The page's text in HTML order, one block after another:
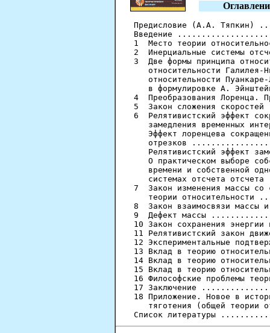
Предисловие (А.А.
Введение
1  Место теории
2  Инерциальные
3  Две формы принципа
относительности Галилея-
относительности
в формулировке А.
4  Преобразования
5  Закон сложения
6  Релятивистский эффект
замедления временных
Эффект лоренцева
отрезков
Релятивистский эффект
О практическом выборе
времени и собственной
системах отсчета отсчета
7  Закон изменения массы со
теории относительности
8  Закон взаимосвязи
9  Дефект массы
10 Закон сохранения
11 Релятивистский
12 Экспериментальные
13 Вклад в теорию
14 Вклад в теорию
15 Вклад в теорию
16 Философские проблемы
17 Заключение
18 Приложение. Новое в
тяготения (общей теории